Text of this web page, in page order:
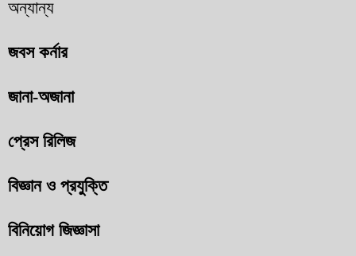
অন্যান্য
জবস কর্নার
জানা-অজানা
প্রেস রিলিজ
বিজ্ঞান ও প্রযুক্তি
বিনিয়োগ জিজ্ঞাসা